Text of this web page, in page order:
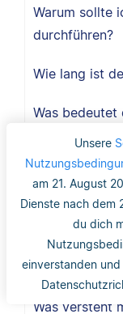
Unsere
am 21. August
Dienste nach dem
du dich
einverstanden
Warum sollte
durchführen?
Wie lang ist
Was
Was
Was bedeutet
Was ist
Was ist
Was versteht